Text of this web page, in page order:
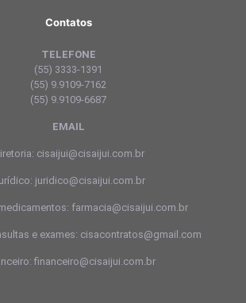
Contatos
TELEFONE
(55) 3333-1391
(55) 9.9109-7162
(55) 9.9109-6687
EMAIL
cisaijui@cisaijui.com.br
juridico@cisaijui.com.br
farmacia@cisaijui.com.br
e exames: cisacontratos@gmail.com
financeiro@cisaijui.com.br